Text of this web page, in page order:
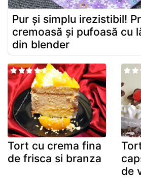
Pur și simplu irezistibil!
cremoasă și pufoasă cu
din blender
Tort cu crema fina
de frisca si branza
de